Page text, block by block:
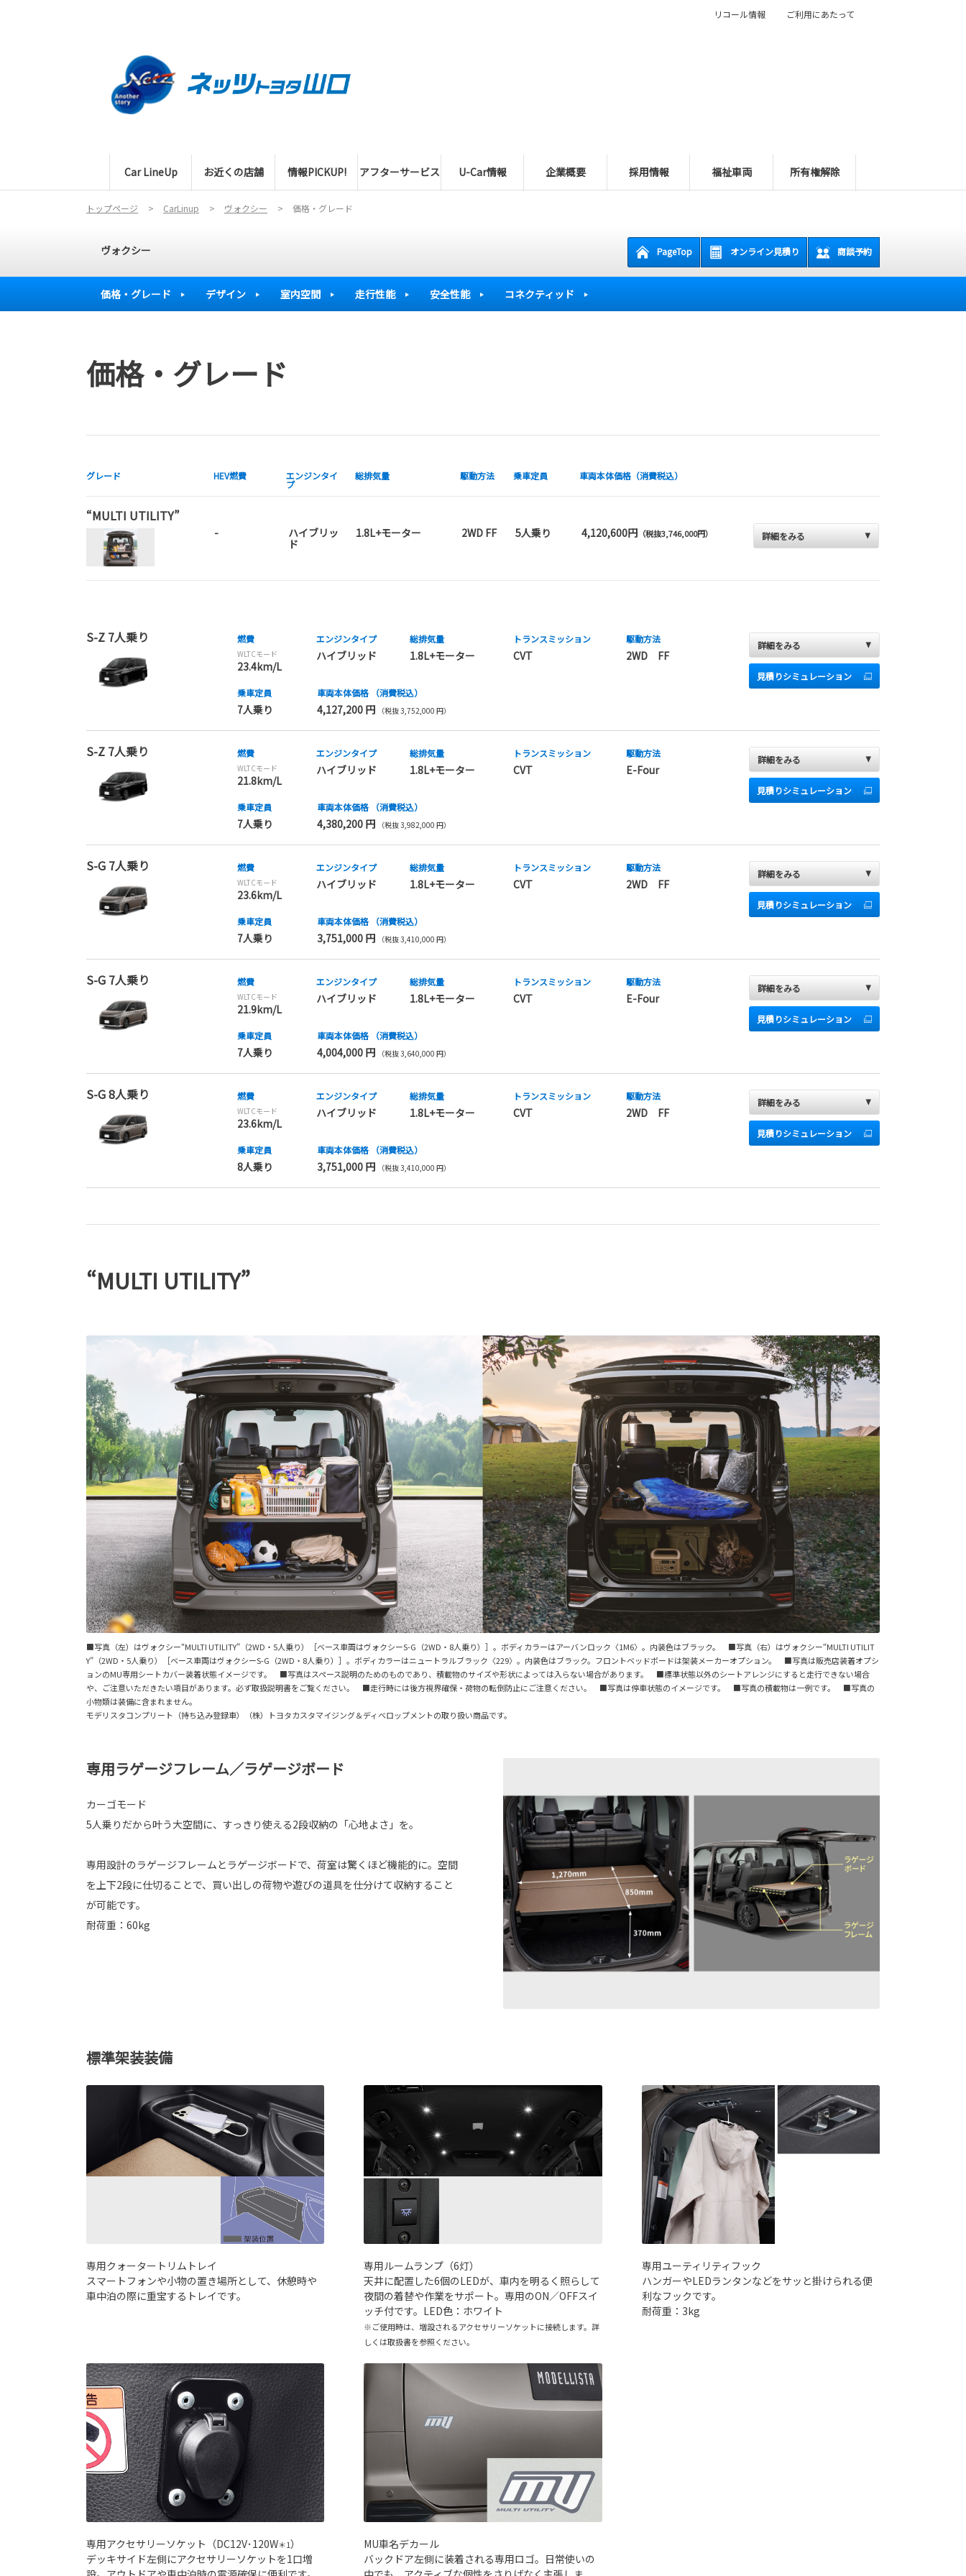
Car LineUp お近くの店舗 情報PICKUP! アフターサービス U-Car情報 企業概要 採用情報 福祉車両 所有権解除
リコール情報 ご利用にあたって
トップページ CarLinup ヴォクシー 価格・グレード
ヴォクシー PageTop オンライン見積り 商談予約
価格・グレード デザイン 室内空間 走行性能 安全性能 コネクティッド
価格・グレード
グレード HEV燃費 エンジンタイ
プ
総排気量 駆動方法 乗車定員 車両本体価格（消費税込）
“MULTI UTILITY”
-
ハイブリッ
ド
1.8L+モーター 2WD FF 5人乗り 4,120,600円 （税抜3,746,000円） 詳細をみる
S-Z 7人乗り 燃費
WLTCモード
23.4km/L
エンジンタイプ
ハイブリッド
総排気量
1.8L+モーター
トランスミッション
CVT
駆動方法
2WD FF
乗車定員
7人乗り
車両本体価格 （消費税込）
4,127,200 円 （税抜 3,752,000 円）
詳細をみる
見積りシミュレーション
S-Z 7人乗り 燃費
WLTCモード
21.8km/L
エンジンタイプ
ハイブリッド
総排気量
1.8L+モーター
トランスミッション
CVT
駆動方法
E-Four
乗車定員
7人乗り
車両本体価格 （消費税込）
4,380,200 円 （税抜 3,982,000 円）
詳細をみる
見積りシミュレーション
S-G 7人乗り 燃費
WLTCモード
23.6km/L
エンジンタイプ
ハイブリッド
総排気量
1.8L+モーター
トランスミッション
CVT
駆動方法
2WD FF
乗車定員
7人乗り
車両本体価格 （消費税込）
3,751,000 円 （税抜 3,410,000 円）
詳細をみる
見積りシミュレーション
S-G 7人乗り 燃費
WLTCモード
21.9km/L
エンジンタイプ
ハイブリッド
総排気量
1.8L+モーター
トランスミッション
CVT
駆動方法
E-Four
乗車定員
7人乗り
車両本体価格 （消費税込）
4,004,000 円 （税抜 3,640,000 円）
詳細をみる
見積りシミュレーション
S-G 8人乗り 燃費
WLTCモード
23.6km/L
エンジンタイプ
ハイブリッド
総排気量
1.8L+モーター
トランスミッション
CVT
駆動方法
2WD FF
乗車定員
8人乗り
車両本体価格 （消費税込）
3,751,000 円 （税抜 3,410,000 円）
詳細をみる
見積りシミュレーション
“MULTI UTILITY”
■写真（左）はヴォクシー“MULTI UTILITY”（2WD・5人乗り）［ベース車両はヴォクシーS-G（2WD・8人乗り）］。ボディカラーはアーバンロック〈1M6〉。内装色はブラック。 ■写真（右）はヴォクシー“MULTI UTILIT
Y”（2WD・5人乗り）［ベース車両はヴォクシーS-G（2WD・8人乗り）］。ボディカラーはニュートラルブラック〈229〉。内装色はブラック。フロントベッドボードは架装メーカーオプション。 ■写真は販売店装着オプシ
ョンのMU専用シートカバー装着状態イメージです。 ■写真はスペース説明のためのものであり、積載物のサイズや形状によっては入らない場合があります。 ■標準状態以外のシートアレンジにすると走行できない場合
や、ご注意いただきたい項目があります。必ず取扱説明書をご覧ください。 ■走行時には後方視界確保・荷物の転倒防止にご注意ください。 ■写真は停車状態のイメージです。 ■写真の積載物は一例です。 ■写真の
小物類は装備に含まれません。
モデリスタコンプリート（持ち込み登録車）（株）トヨタカスタマイジング＆ディベロップメントの取り扱い商品です。
専用ラゲージフレーム／ラゲージボード
カーゴモード
5人乗りだから叶う大空間に、すっきり使える2段収納の「心地よさ」を。
専用設計のラゲージフレームとラゲージボードで、荷室は驚くほど機能的に。空間
を上下2段に仕切ることで、買い出しの荷物や遊びの道具を仕分けて収納すること
が可能です。
耐荷重：60kg
標準架装装備
専用クォータートリムトレイ
スマートフォンや小物の置き場所として、休憩時や
車中泊の際に重宝するトレイです。
専用ルームランプ（6灯）
天井に配置した6個のLEDが、車内を明るく照らして
夜間の着替や作業をサポート。専用のON／OFFスイ
ッチ付です。LED色：ホワイト
※ご使用時は、増設されるアクセサリーソケットに接続します。詳
しくは取扱書を参照ください。
専用ユーティリティフック
ハンガーやLEDランタンなどをサッと掛けられる便
利なフックです。
耐荷重：3kg
専用アクセサリーソケット（DC12V･120W＊1）
デッキサイド左側にアクセサリーソケットを1口増
MU車名デカール
バックドア左側に装着される専用ロゴ。日常使いの